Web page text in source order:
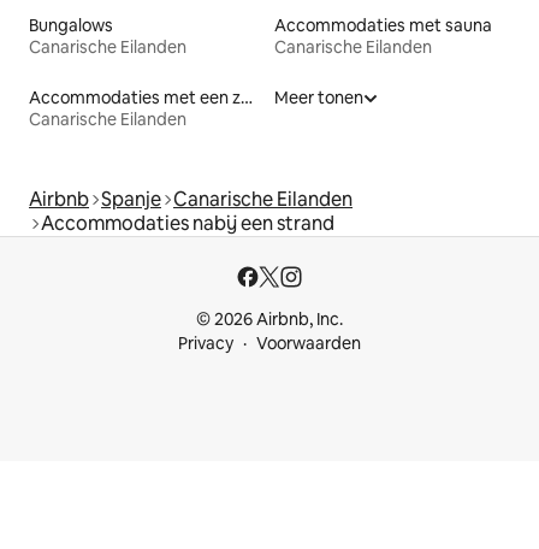
Bungalows
Canarische Eilanden
Accommodaties met sauna
Canarische Eilanden
Accommodaties met een zwembad
Canarische Eilanden
Meer tonen
Airbnb Spanje Canarische Eilanden
Accommodaties nabij een strand
© 2026 Airbnb, Inc.
Privacy
Voorwaarden